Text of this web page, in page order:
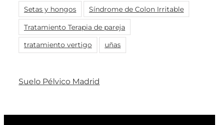
Setas y hongos Síndrome de Colon Irritable
Tratamiento Terapia de pareja
tratamiento vertigo uñas
Suelo Pélvico Madrid